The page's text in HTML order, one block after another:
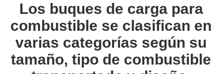
Los buques de carga para
combustible se clasifican en
varias categorías según su
tamaño, tipo de combustible